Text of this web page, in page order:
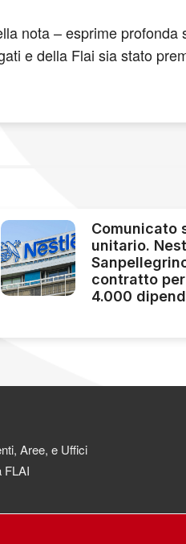
nota – esprime
e della Flai sia stato
Comunicato
unitario.
contratto
4.000
Aree, e Uffici
FLAI